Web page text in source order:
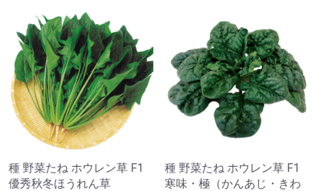
種 野菜たね ホウレン草 F1
優秀秋冬ほうれん草
種 野菜たね ホウレン草 F1
寒味・極（かんあじ・きわ